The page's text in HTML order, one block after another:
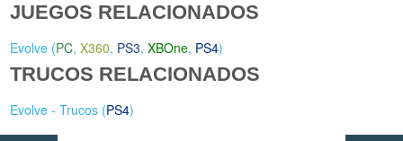
JUEGOS RELACIONADOS
Evolve (PC,X360, PS3,XBOne, PS4)
TRUCOS RELACIONADOS
Evolve - Trucos (PS4)